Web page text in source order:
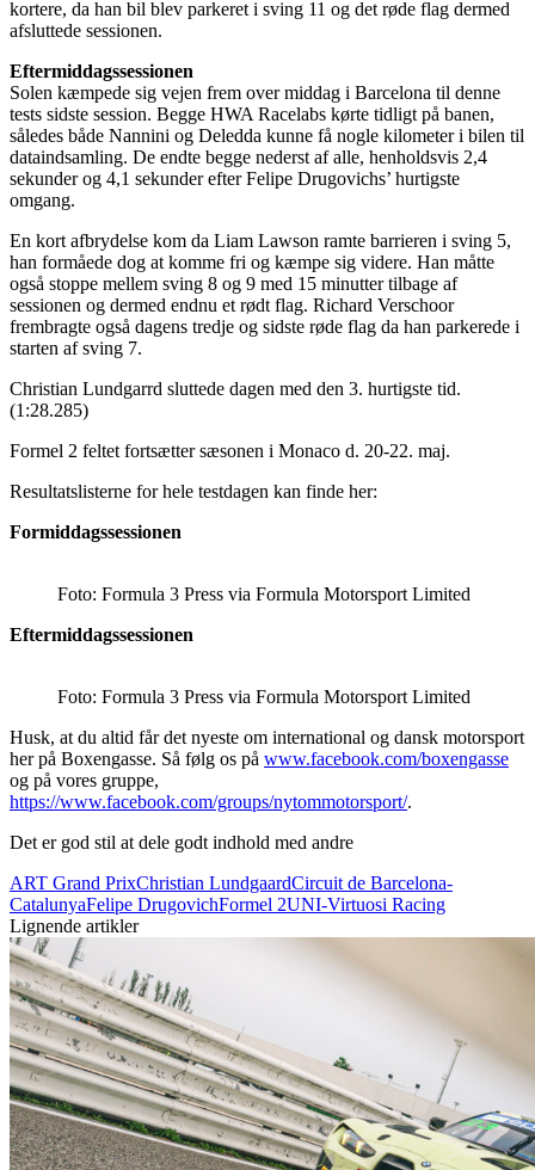
kortere, da han bil blev parkeret i sving 11 og det røde flag dermed
afsluttede sessionen.
Eftermiddagssessionen
Solen kæmpede sig vejen frem over middag i Barcelona til denne
tests sidste session. Begge HWA Racelabs kørte tidligt på banen,
således både Nannini og Deledda kunne få nogle kilometer i bilen til
dataindsamling. De endte begge nederst af alle, henholdsvis 2,4
sekunder og 4,1 sekunder efter Felipe Drugovichs’ hurtigste
omgang.
En kort afbrydelse kom da Liam Lawson ramte barrieren i sving 5,
han formåede dog at komme fri og kæmpe sig videre. Han måtte
også stoppe mellem sving 8 og 9 med 15 minutter tilbage af
sessionen og dermed endnu et rødt flag. Richard Verschoor
frembragte også dagens tredje og sidste røde flag da han parkerede i
starten af sving 7.
Christian Lundgarrd sluttede dagen med den 3. hurtigste tid.
(1:28.285)
Formel 2 feltet fortsætter sæsonen i Monaco d. 20-22. maj.
Resultatslisterne for hele testdagen kan finde her:
Formiddagssessionen
Foto: Formula 3 Press via Formula Motorsport Limited
Eftermiddagssessionen
Foto: Formula 3 Press via Formula Motorsport Limited
Husk, at du altid får det nyeste om international og dansk motorsport
her på Boxengasse. Så følg os på www.facebook.com/boxengasse
og på vores gruppe,
https://www.facebook.com/groups/nytommotorsport/.
Det er god stil at dele godt indhold med andre
ART Grand PrixChristian LundgaardCircuit de Barcelona-
CatalunyaFelipe DrugovichFormel 2UNI-Virtuosi Racing
Lignende artikler